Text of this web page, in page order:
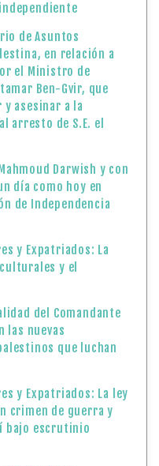
de Asuntos
en relación a
el Ministro de
Ben-Gvir, que
asesinar a la
arresto de S.E. el
Darwish y con
día como hoy en
de Independencia
y Expatriados: La
y el
del Comandante
las nuevas
que luchan
y Expatriados: La ley
crimen de guerra y
bajo escrutinio